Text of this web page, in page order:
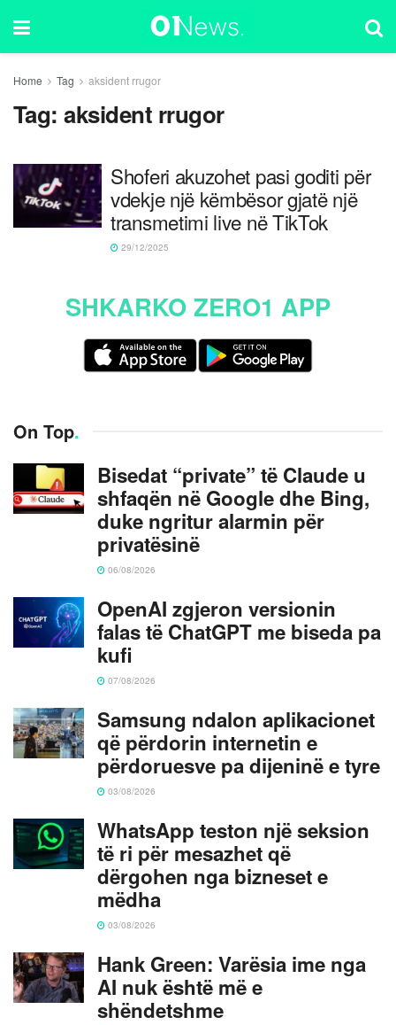
Home Tag aksident rrugor
Tag:aksident rrugor
Shoferi akuzohet pasi goditi për
vdekje një këmbësor gjatë një
transmetimi live në TikTok
29/12/2025
SHKARKO ZERO1 APP
On Top.
Bisedat “private” të Claude u
shfaqën në Google dhe Bing,
duke ngritur alarmin për
privatësinë
06/08/2026
OpenAI zgjeron versionin
falas të ChatGPT me biseda pa
kufi
07/08/2026
Samsung ndalon aplikacionet
që përdorin internetin e
përdoruesve pa dijeninë e tyre
03/08/2026
WhatsApp teston një seksion
të ri për mesazhet që
dërgohen nga bizneset e
mëdha
03/08/2026
Hank Green: Varësia ime nga
AI nuk është më e
shëndetshme